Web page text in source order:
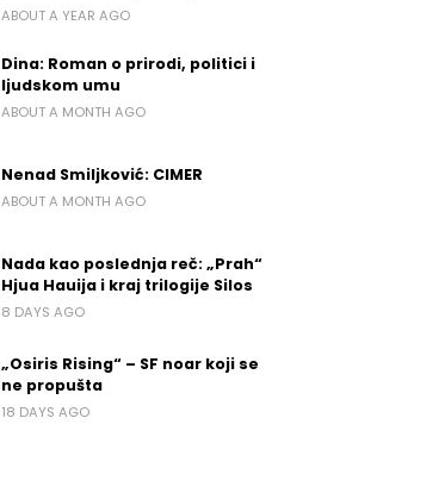
ABOUT A YEAR AGO
Dina: Roman o prirodi, politici i
ljudskom umu
ABOUT A MONTH AGO
Nenad Smiljković: CIMER
ABOUT A MONTH AGO
Nada kao poslednja reč: „Prah“
Hjua Hauija i kraj trilogije Silos
8 DAYS AGO
„Osiris Rising“ – SF noar koji se
ne propušta
18 DAYS AGO